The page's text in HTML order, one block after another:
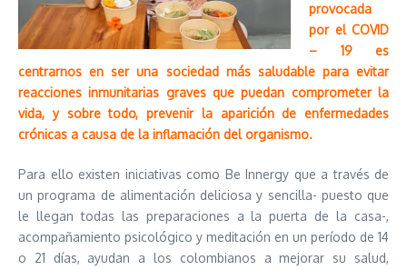
provocada
por el COVID
– 19 es
centrarnos en ser una sociedad más saludable para evitar
reacciones inmunitarias graves que puedan comprometer la
vida, y sobre todo, prevenir la aparición de enfermedades
crónicas a causa de la inflamación del organismo.
Para ello existen iniciativas como Be Innergy que a través de
un programa de alimentación deliciosa y sencilla- puesto que
le llegan todas las preparaciones a la puerta de la casa-,
acompañamiento psicológico y meditación en un período de 14
o 21 días, ayudan a los colombianos a mejorar su salud,